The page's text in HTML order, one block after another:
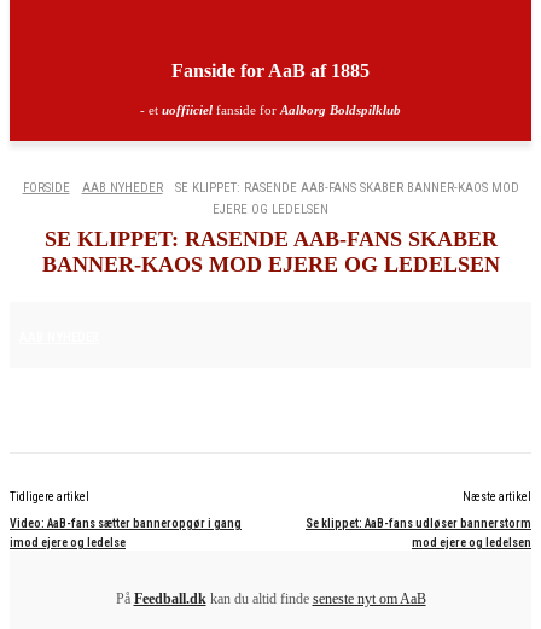
Fanside for AaB af 1885
- et uoffiiciel fanside for Aalborg Boldspilklub
FORSIDE AAB NYHEDER
SE KLIPPET: RASENDE AAB-FANS SKABER BANNER-KAOS MOD
EJERE OG LEDELSEN
SE KLIPPET: RASENDE AAB-FANS SKABER
BANNER-KAOS MOD EJERE OG LEDELSEN
Tidligere artikel
Video: AaB-fans sætter banneropgør i gang
imod ejere og ledelse
Næste artikel
Se klippet: AaB-fans udløser bannerstorm
mod ejere og ledelsen
På Feedball.dkkan du altid finde seneste nyt om AaB